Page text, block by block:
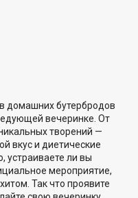
домашних бутербродов
вечеринке. От
творений —
вкус и диетические
устраиваете ли вы
мероприятие,
Так что проявите